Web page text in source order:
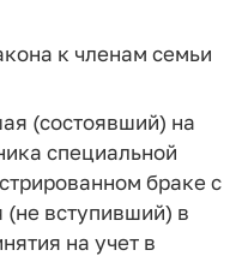
к членам семьи
(состоявший) на
специальной
браке с
(не вступивший) в
на учет в